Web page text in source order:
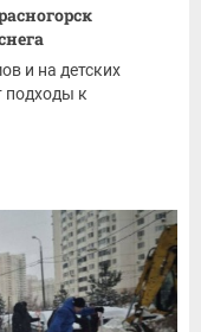
и на детских
подходы к